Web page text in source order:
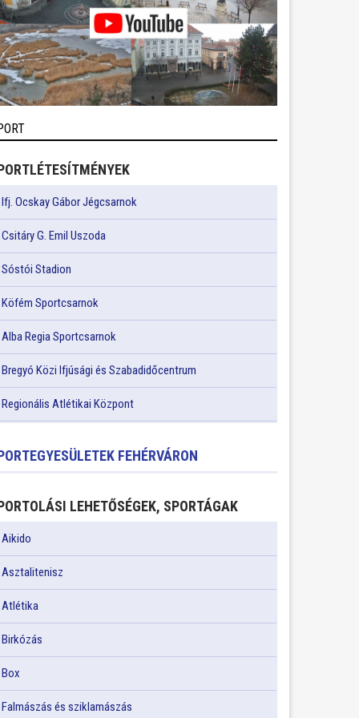
Ifj. Ocskay Gábor Jégcsarnok
Csitáry G. Emil Uszoda
Sóstói Stadion
Köfém Sportcsarnok
Alba Regia Sportcsarnok
Bregyó Közi Ifjúsági és Szabadidőcentrum
Regionális Atlétikai Központ
FEHÉRVÁRON
LEHETŐSÉGEK, SPORTÁGAK
Aikido
Asztalitenisz
Atlétika
Birkózás
Box
Falmászás és sziklamászás